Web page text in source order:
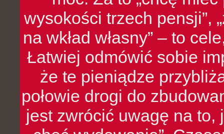
wysokości trzech pensji”,
na wkład własny” – to
Łatwiej odmówić sobie
że te pieniądze
połowie drogi do
jest zwrócić uwagę na to,